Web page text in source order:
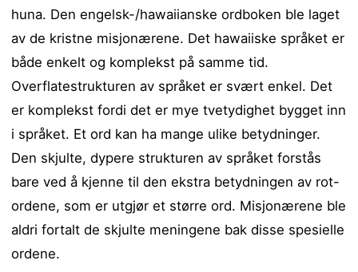
huna. Den engelsk-/hawaiianske ordboken ble laget
av de kristne misjonærene. Det hawaiiske språket er
både enkelt og komplekst på samme tid.
Overflatestrukturen av språket er svært enkel. Det
er komplekst fordi det er mye tvetydighet bygget inn
i språket. Et ord kan ha mange ulike betydninger.
Den skjulte, dypere strukturen av språket forstås
bare ved å kjenne til den ekstra betydningen av rot-
ordene, som er utgjør et større ord. Misjonærene ble
aldri fortalt de skjulte meningene bak disse spesielle
ordene.